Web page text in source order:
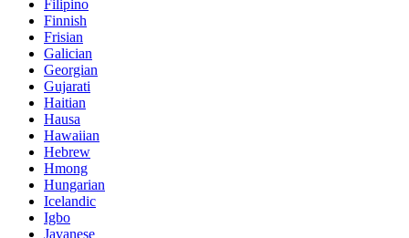
Filipino
Finnish
Frisian
Galician
Georgian
Gujarati
Haitian
Hausa
Hawaiian
Hebrew
Hmong
Hungarian
Icelandic
Igbo
Javanese